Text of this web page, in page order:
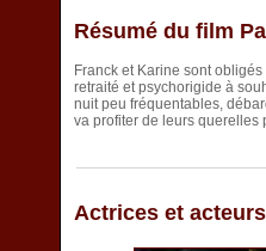
Résumé du film
Franck et Karine sont
retraité et psychorigide à
nuit peu fréquentables,
va profiter de leurs querelles
Actrices et acteurs